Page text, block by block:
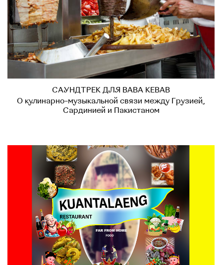
САУНДТРЕК ДЛЯ BABA KEBAB
О кулинарно-музыкальной связи между Грузией,
Сардинией и Пакистаном